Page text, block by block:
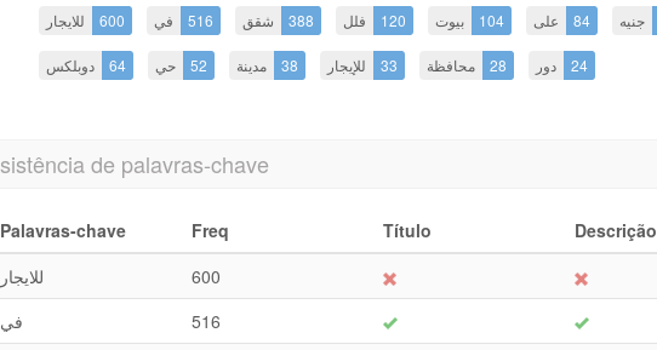
للايجار 600 في 516 شقق 388 فلل 120 بيوت 104 على 84 جنيه
دوبلكس 64 حي 52 مدينة 38 للإيجار 33 محافظة 28 دور 24
de palavras-chave
Palavras-chave Freq Título Descrição
للايجار
600
في
516